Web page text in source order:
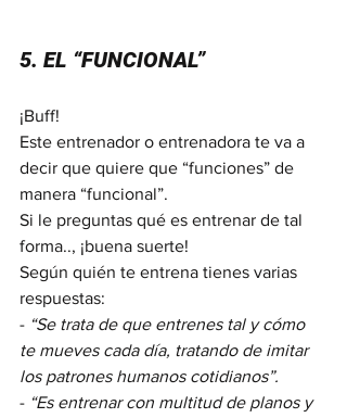
5. EL “FUNCIONAL”
¡Buff!
Este entrenador o entrenadora te va a
decir que quiere que “funciones” de
manera “funcional”.
Si le preguntas qué es entrenar de tal
forma.., ¡buena suerte!
Según quién te entrena tienes varias
respuestas:
- “Se trata de que entrenes tal y cómo
te mueves cada día, tratando de imitar
los patrones humanos cotidianos”.
- “Es entrenar con multitud de planos y